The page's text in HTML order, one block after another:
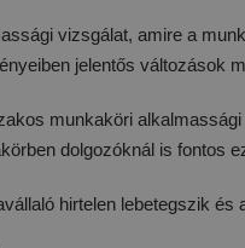
vizsgálat, amire a
jelentős változások
munkaköri
dolgozóknál is fontos
hirtelen lebetegszik és